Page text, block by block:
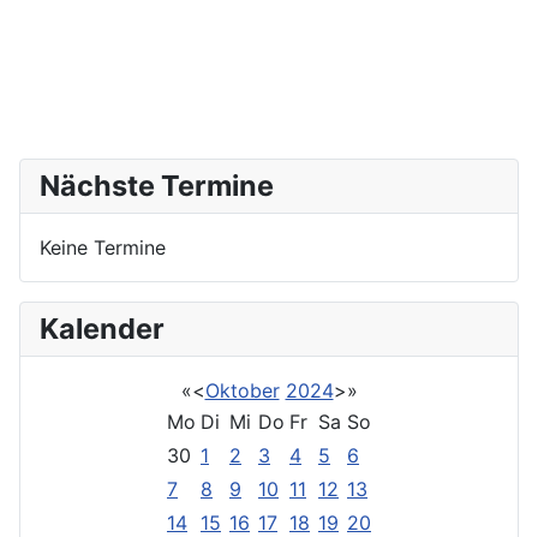
Nächste Termine
Keine Termine
Kalender
«<Oktober 2024>»
Mo Di Mi Do Fr Sa So
30 1 2 3 4 5
6
7
8 9 10 11 12 13
14 15 16 17 18 19 20